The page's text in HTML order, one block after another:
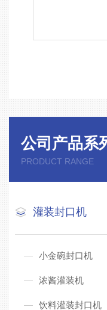
公司产品系
PRODUCT RANGE
灌装封口机
小金碗封口机
浓酱灌装机
饮料灌装封口机